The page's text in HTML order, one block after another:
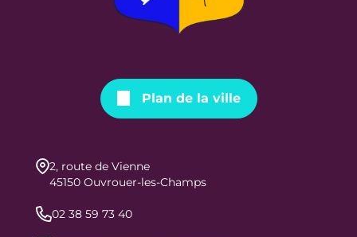
Plan de la ville
2, route de Vienne
45150 Ouvrouer-les-Champs
02 38 59 73 40